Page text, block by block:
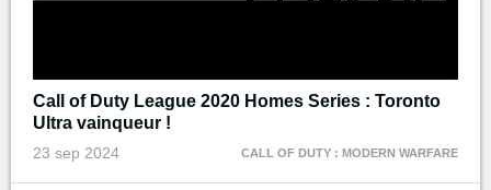
Call of Duty League 2020 Homes Series : Toronto
Ultra vainqueur !
23 sep 2024 CALL OF DUTY : MODERN WARFARE